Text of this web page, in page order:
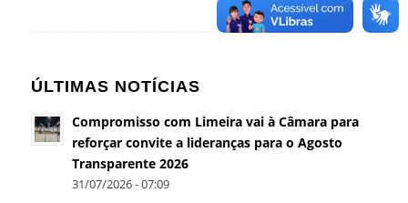
ÚLTIMAS NOTÍCIAS
Compromisso com Limeira vai à Câmara para
reforçar convite a lideranças para o Agosto
Transparente 2026
31/07/2026 - 07:09